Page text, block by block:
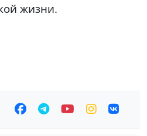
жизни.